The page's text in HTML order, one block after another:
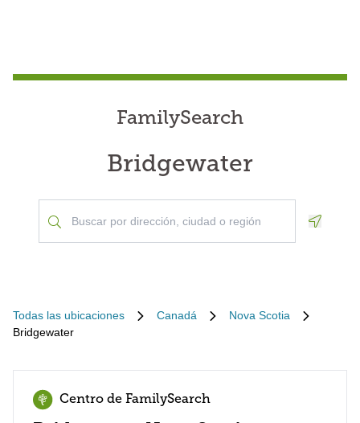
FamilySearch
Bridgewater
Todas las ubicaciones Canadá
Nova Scotia
Bridgewater
Centro de FamilySearch